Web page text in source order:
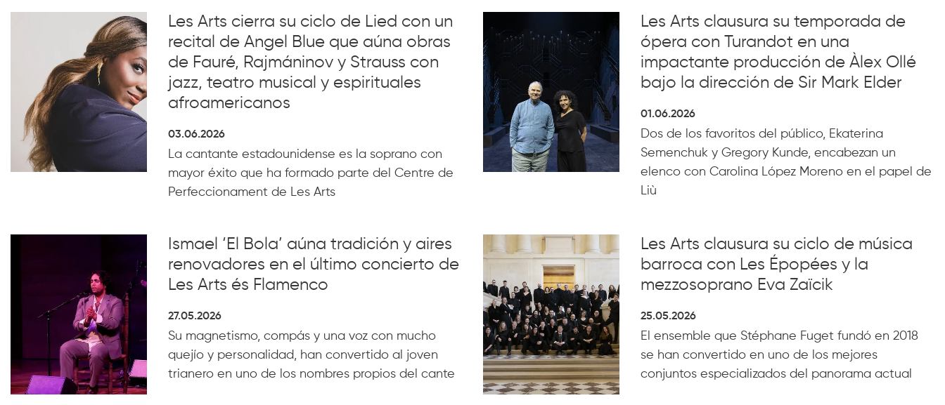
Les Arts cierra su ciclo de Lied con un
recital de Angel Blue que aúna obras
de Fauré, Rajmáninov y Strauss con
jazz, teatro musical y espirituales
afroamericanos
03.06.2026
La cantante estadounidense es la soprano con
mayor éxito que ha formado parte del Centre de
Perfeccionament de Les Arts
Les Arts clausura su temporada de
ópera con Turandot en una
impactante producción de Àlex Ollé
bajo la dirección de Sir Mark Elder
01.06.2026
Dos de los favoritos del público, Ekaterina
Semenchuk y Gregory Kunde, encabezan un
elenco con Carolina López Moreno en el papel de
Liù
Ismael ‘El Bola’ aúna tradición y aires
renovadores en el último concierto de
Les Arts és Flamenco
27.05.2026
Su magnetismo, compás y una voz con mucho
quejío y personalidad, han convertido al joven
trianero en uno de los nombres propios del cante
Les Arts clausura su ciclo de música
barroca con Les Épopées y la
mezzosoprano Eva Zaïcik
25.05.2026
El ensemble que Stéphane Fuget fundó en 2018
se han convertido en uno de los mejores
conjuntos especializados del panorama actual